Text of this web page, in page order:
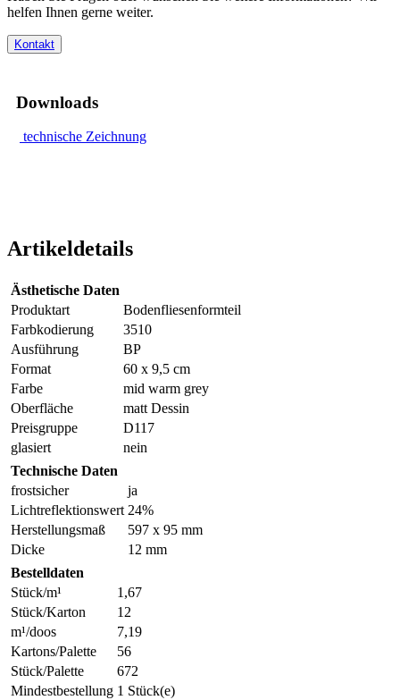
helfen Ihnen gerne weiter.
Kontakt
Downloads
technische Zeichnung
Artikeldetails
Ästhetische Daten
Produktart
Bodenfliesenformteil
Farbkodierung
3510
Ausführung
BP
Format
60 x 9,5 cm
Farbe
mid warm grey
Oberfläche
matt Dessin
Preisgruppe
D117
glasiert
nein
Technische Daten
frostsicher
ja
Lichtreflektionswert 24%
Herstellungsmaß
597 x 95 mm
Dicke
12 mm
Bestelldaten
Stück/m¹
1,67
Stück/Karton
12
m¹/doos
7,19
Kartons/Palette
56
Stück/Palette
672
Mindestbestellung 1 Stück(e)